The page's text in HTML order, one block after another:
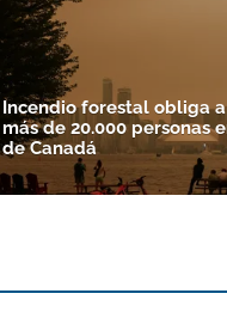
Incendio forestal obliga
más de 20.000 personas
de Canadá